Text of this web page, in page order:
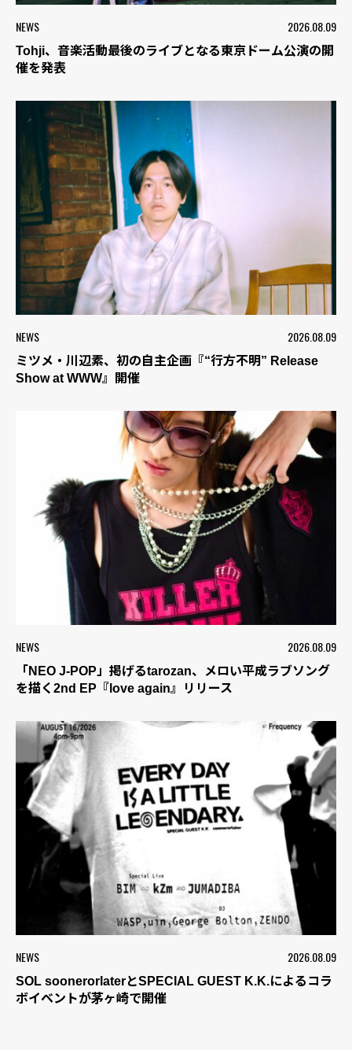
NEWS 2026.08.09
Tohji、音楽活動最後のライブとなる東京ドーム公演の開
催を発表
NEWS 2026.08.09
ミツメ・川辺素、初の自主企画『“行方不明” Release
Show at WWW』開催
NEWS 2026.08.09
「NEO J-POP」掲げるtarozan、メロい平成ラブソング
を描く2nd EP『love again』リリース
NEWS 2026.08.09
SOL soonerorlaterとSPECIAL GUEST K.K.によるコラ
ボイベントが茅ヶ崎で開催